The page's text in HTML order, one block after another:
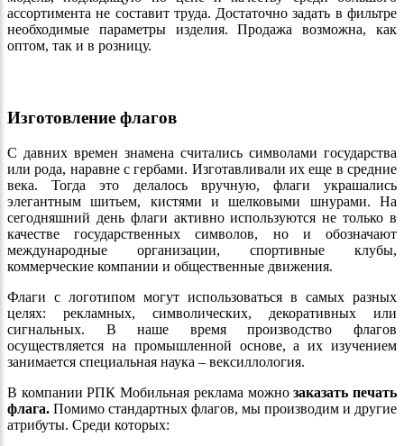
ассортимента не составит труда. Достаточно задать в фильтре
необходимые параметры изделия. Продажа возможна, как
оптом, так и в розницу.
Изготовление флагов
С давних времен знамена считались символами государства
или рода, наравне с гербами. Изготавливали их еще в средние
века. Тогда это делалось вручную, флаги украшались
элегантным шитьем, кистями и шелковыми шнурами. На
сегодняшний день флаги активно используются не только в
качестве государственных символов, но и обозначают
международные организации, спортивные клубы,
коммерческие компании и общественные движения.
Флаги с логотипом могут использоваться в самых разных
целях: рекламных, символических, декоративных или
сигнальных. В наше время производство флагов
осуществляется на промышленной основе, а их изучением
занимается специальная наука – вексиллология.
В компании РПК Мобильная реклама можнозаказать печать
флага. Помимо стандартных флагов, мы производим и другие
атрибуты. Среди которых: